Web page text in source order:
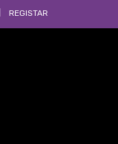
REGISTAR